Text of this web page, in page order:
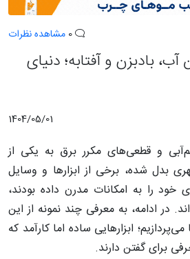
مشاهده نظرات
بادبزن و آفتابه؛ دنیای
1404/05/01
و قطعی‌های مکرر برق به یکی از
بدل شده، برخی از ابزارها و وسایل
را به امکانات مدرن داده بودند،
در ادامه، به معرفی چند نمونه از این
ابزارهایی ساده اما کارآمد که
برای گفتن دارند.